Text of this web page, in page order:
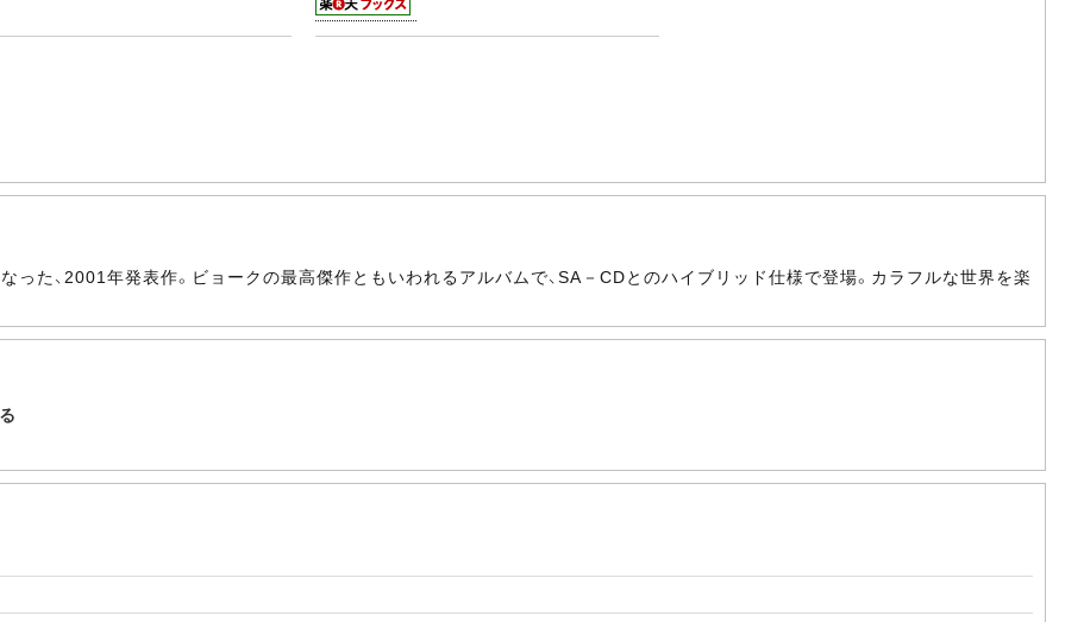
った、2001年発表作。ビョークの最高傑作ともいわれるアルバムで、SA－CDとのハイブリッド仕様で登場。カラフルな世界を楽